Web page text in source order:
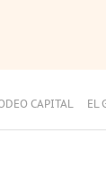
CAPITAL EL